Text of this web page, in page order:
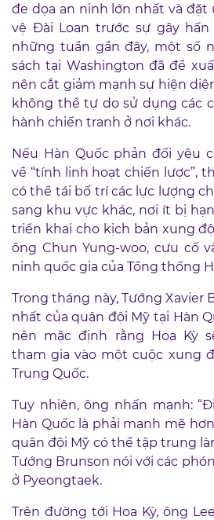
đe dọa an ninh lớn nhất và đặt
vệ Đài Loan trước sự gây hấn
những tuần gần đây, một số
sách tại Washington đã đề
nên cắt giảm mạnh sự hiện
không thể tự do sử dụng các
hành chiến tranh ở nơi khác.
Nếu Hàn Quốc phản đối yêu
về “tính linh hoạt chiến lược”,
có thể tái bố trí các lực lượng
sang khu vực khác, nơi ít bị
triển khai cho kịch bản xung
ông Chun Yung-woo, cựu cố
ninh quốc gia của Tổng thống
Trong tháng này, Tướng Xavier
nhất của quân đội Mỹ tại Hàn
nên mặc định rằng Hoa Kỳ
tham gia vào một cuộc xung
Trung Quốc.
Tuy nhiên, ông nhấn mạnh:
Hàn Quốc là phải mạnh mẽ
quân đội Mỹ có thể tập trung
Tướng Brunson nói với các
ở Pyeongtaek.
Trên đường tới Hoa Kỳ, ông